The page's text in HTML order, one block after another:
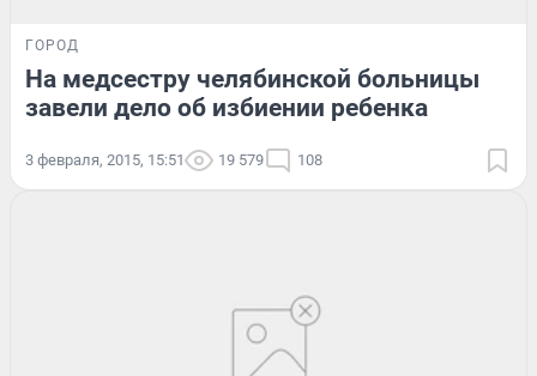
ГОРОД
На медсестру челябинской больницы
завели дело об избиении ребенка
3 февраля, 2015, 15:51 19 579 108